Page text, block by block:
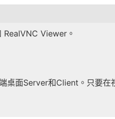
Viewer。
面Server和Client。只要在